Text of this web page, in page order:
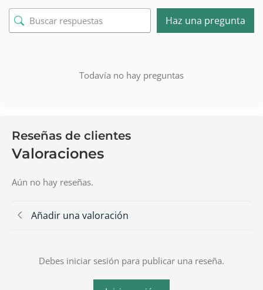
Haz una pregunta
Todavía no hay preguntas
Reseñas de clientes
Valoraciones
Aún no hay reseñas.
Añadir una valoración
Debes iniciar sesión para publicar una reseña.